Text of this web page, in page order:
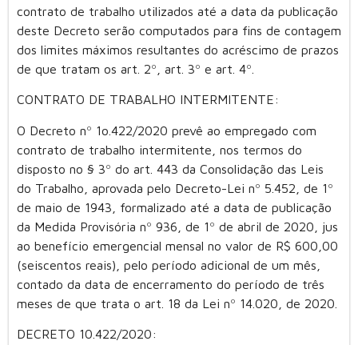
contrato de trabalho utilizados até a data da publicação
deste Decreto serão computados para fins de contagem
dos limites máximos resultantes do acréscimo de prazos
de que tratam os art. 2º, art. 3º e art. 4º.
CONTRATO DE TRABALHO INTERMITENTE:
O Decreto nº 1o.422/2020 prevê ao empregado com
contrato de trabalho intermitente, nos termos do
disposto no § 3º do art. 443 da Consolidação das Leis
do Trabalho, aprovada pelo Decreto-Lei nº 5.452, de 1º
de maio de 1943, formalizado até a data de publicação
da Medida Provisória nº 936, de 1º de abril de 2020, jus
ao benefício emergencial mensal no valor de R$ 600,00
(seiscentos reais), pelo período adicional de um mês,
contado da data de encerramento do período de três
meses de que trata o art. 18 da Lei nº 14.020, de 2020.
DECRETO 10.422/2020: